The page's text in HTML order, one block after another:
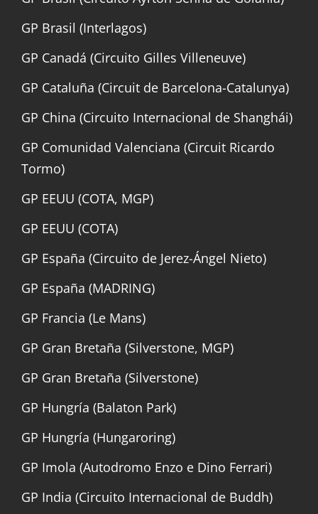
GP Brasil (Interlagos)
GP Canadá (Circuito Gilles Villeneuve)
GP Cataluña (Circuit de Barcelona-Catalunya)
GP China (Circuito Internacional de Shanghái)
GP Comunidad Valenciana (Circuit Ricardo
Tormo)
GP EEUU (COTA, MGP)
GP EEUU (COTA)
GP España (Circuito de Jerez-Ángel Nieto)
GP España (MADRING)
GP Francia (Le Mans)
GP Gran Bretaña (Silverstone, MGP)
GP Gran Bretaña (Silverstone)
GP Hungría (Balaton Park)
GP Hungría (Hungaroring)
GP Imola (Autodromo Enzo e Dino Ferrari)
GP India (Circuito Internacional de Buddh)